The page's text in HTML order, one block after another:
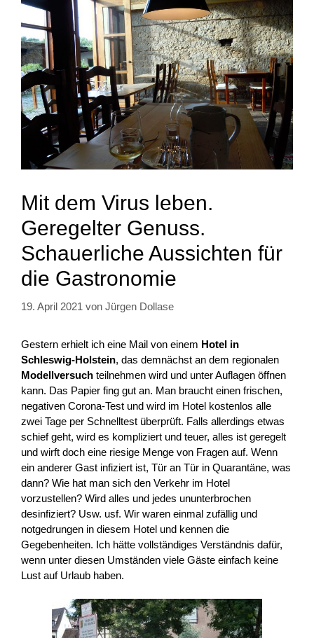
Mit dem Virus leben.
Geregelter Genuss.
Schauerliche Aussichten für
die Gastronomie
19. April 2021 von Jürgen Dollase
Gestern erhielt ich eine Mail von einem Hotel in
Schleswig-Holstein, das demnächst an dem regionalen
Modellversuch teilnehmen wird und unter Auflagen öffnen
kann. Das Papier fing gut an. Man braucht einen frischen,
negativen Corona-Test und wird im Hotel kostenlos alle
zwei Tage per Schnelltest überprüft. Falls allerdings etwas
schief geht, wird es kompliziert und teuer, alles ist geregelt
und wirft doch eine riesige Menge von Fragen auf. Wenn
ein anderer Gast infiziert ist, Tür an Tür in Quarantäne, was
dann? Wie hat man sich den Verkehr im Hotel
vorzustellen? Wird alles und jedes ununterbrochen
desinfiziert? Usw. usf. Wir waren einmal zufällig und
notgedrungen in diesem Hotel und kennen die
Gegebenheiten. Ich hätte vollständiges Verständnis dafür,
wenn unter diesen Umständen viele Gäste einfach keine
Lust auf Urlaub haben.